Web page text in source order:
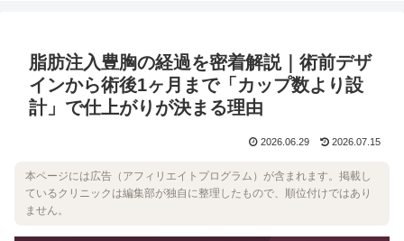
脂肪注入豊胸の経過を密着解説｜術前デザ
インから術後1ヶ月まで「カップ数より設
計」で仕上がりが決まる理由
2026.06.29 2026.07.15
本ページには広告（アフィリエイトプログラム）が含まれます。掲載し
ているクリニックは編集部が独自に整理したもので、順位付けではあり
ません。